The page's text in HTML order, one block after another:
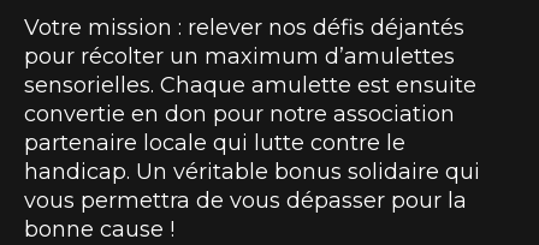
Votre mission : relever nos défis déjantés
pour récolter un maximum d’amulettes
sensorielles. Chaque amulette est ensuite
convertie en don pour notre association
partenaire locale qui lutte contre le
handicap. Un véritable bonus solidaire qui
vous permettra de vous dépasser pour la
bonne cause !